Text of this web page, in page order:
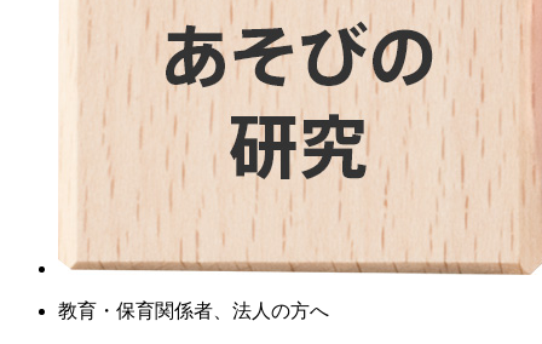
教育・保育関係者、法人の方へ